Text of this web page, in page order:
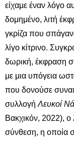
είχαμε έναν λόγο
δομημένο, λιτή
γκρίζα που
λίγο κίτρινο.
δωρική, έκφραση
με μια υπόγεια
που δονούσε
συλλογή Λευκοί
Βακχικόν, 2022), ο
σύνθεση, η οποία